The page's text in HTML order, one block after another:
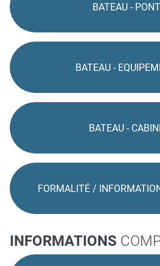
BATEAU -
BATEAU -
BATEAU -
FORMALITÉ /
INFORMATIONS